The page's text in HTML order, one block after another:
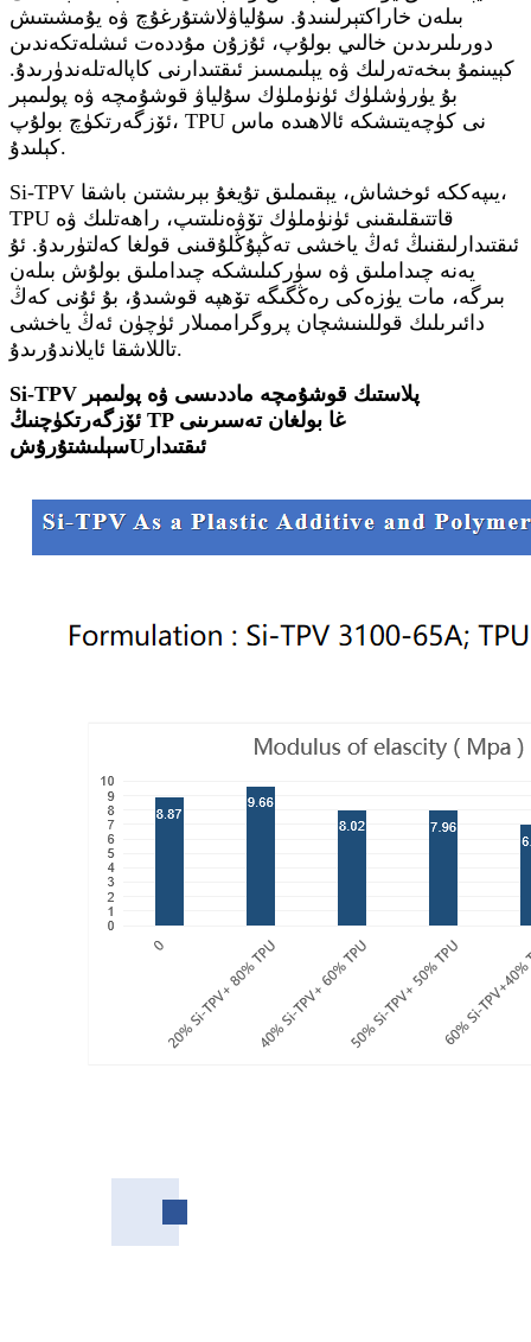
بىلەن خاراكتېرلىنىدۇ. سۇلياۋلاشتۇرغۇچ ۋە يۇمشىتىش
دورىلىرىدىن خالىي بولۇپ، ئۇزۇن مۇددەت ئىشلەتكەندىن
كېيىنمۇ بىخەتەرلىك ۋە يېلىمسىز ئىقتىدارنى كاپالەتلەندۈرىدۇ.
بۇ يۈرۈشلۈك ئۈنۈملۈك سۇلياۋ قوشۇمچە ۋە پولىمېر
ئۆزگەرتكۈچ بولۇپ، TPU نى كۈچەيتىشكە ئالاھىدە ماس
كېلىدۇ.
Si-TPV يىپەككە ئوخشاش، يېقىملىق تۇيغۇ بېرىشتىن باشقا،
TPU قاتتىقلىقىنى ئۈنۈملۈك تۆۋەنلىتىپ، راھەتلىك ۋە
ئىقتىدارلىقنىڭ ئەڭ ياخشى تەڭپۇڭلۇقىنى قولغا كەلتۈرىدۇ. ئۇ
يەنە چىداملىق ۋە سۈركىلىشكە چىداملىق بولۇش بىلەن
بىرگە، مات يۈزەكى رەڭگىگە تۆھپە قوشىدۇ، بۇ ئۇنى كەڭ
دائىرىلىك قوللىنىشچان پروگراممىلار ئۈچۈن ئەڭ ياخشى
تاللاشقا ئايلاندۇرىدۇ.
Si-TPV پلاستىك قوشۇمچە ماددىسى ۋە پولىمېر
ئۆزگەرتكۈچنىڭ TP غا بولغان تەسىرىنى
سېلىشتۇرۇشU ئىقتىدار